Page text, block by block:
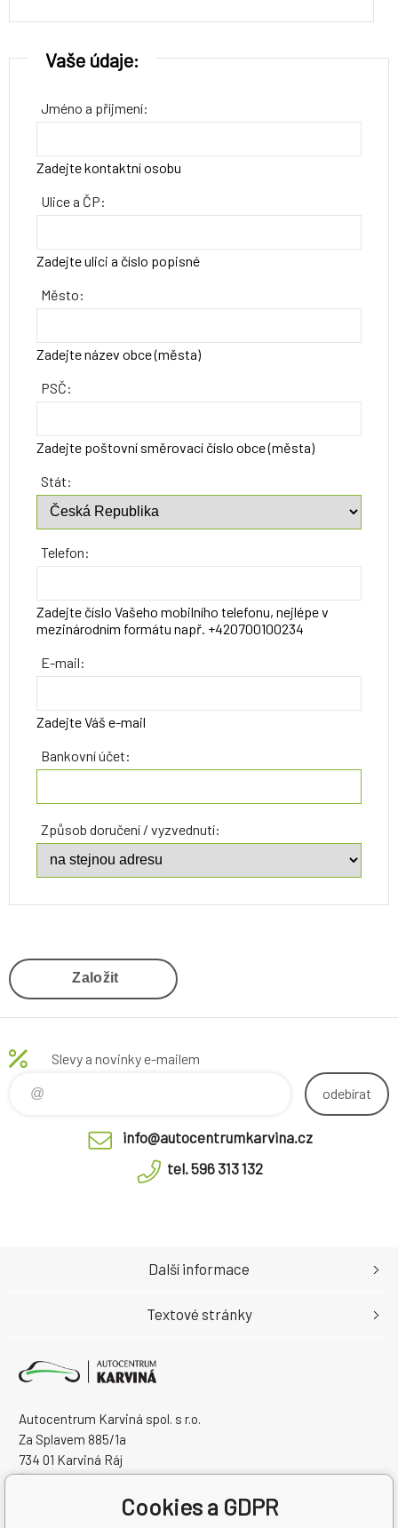
Vaše údaje:
Jméno a příjmení:
Zadejte kontaktní osobu
Ulice a ČP:
Zadejte ulici a číslo popisné
Město:
Zadejte název obce (města)
PSČ:
Zadejte poštovní směrovací číslo obce (města)
Stát:
Telefon:
Zadejte číslo Vašeho mobilního telefonu, nejlépe v
mezinárodním formátu např. +420700100234
E-mail:
Zadejte Váš e-mail
Bankovní účet:
Způsob doručení / vyzvednutí:
Založit
Slevy a novinky e-mailem
odebírat
info@autocentrumkarvina.cz
tel. 596 313 132
Autocentrum Karviná spol. s r.o.
Za Splavem 885/1a
734 01 Karviná Ráj
Česká Republika
Další informace
Textové stránky
Cookies a GDPR